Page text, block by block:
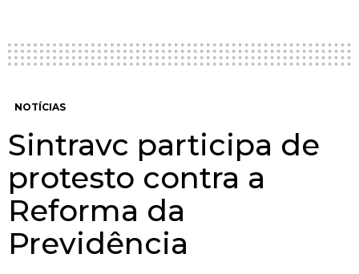
NOTÍCIAS
Sintravc participa de
protesto contra a
Reforma da
Previdência